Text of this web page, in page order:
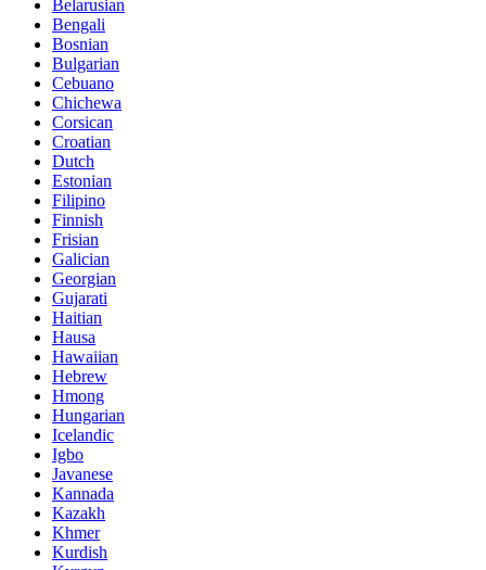
Belarusian
Bengali
Bosnian
Bulgarian
Cebuano
Chichewa
Corsican
Croatian
Dutch
Estonian
Filipino
Finnish
Frisian
Galician
Georgian
Gujarati
Haitian
Hausa
Hawaiian
Hebrew
Hmong
Hungarian
Icelandic
Igbo
Javanese
Kannada
Kazakh
Khmer
Kurdish